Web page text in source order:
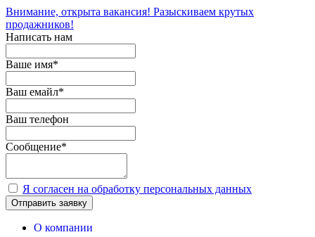
Внимание, открыта вакансия! Разыскиваем крутых
продажников!
Написать нам
Ваше имя*
Ваш емайл*
Ваш телефон
Сообщение*
Я согласен на обработку персональных данных
Отправить заявку
О компании